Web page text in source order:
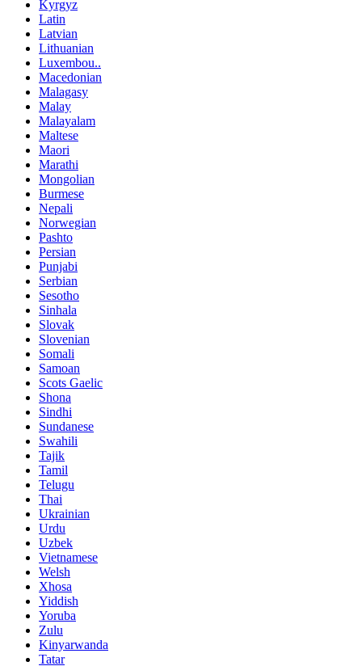
Kyrgyz
Latin
Latvian
Lithuanian
Luxembou..
Macedonian
Malagasy
Malay
Malayalam
Maltese
Maori
Marathi
Mongolian
Burmese
Nepali
Norwegian
Pashto
Persian
Punjabi
Serbian
Sesotho
Sinhala
Slovak
Slovenian
Somali
Samoan
Scots Gaelic
Shona
Sindhi
Sundanese
Swahili
Tajik
Tamil
Telugu
Thai
Ukrainian
Urdu
Uzbek
Vietnamese
Welsh
Xhosa
Yiddish
Yoruba
Zulu
Kinyarwanda
Tatar